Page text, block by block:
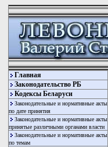
Главная
Законодательство РБ
Кодексы Беларуси
Законодательные и нормативные акты
по дате принятия
Законодательные и нормативные акты
принятые различными органами власти
Законодательные и нормативные акты
по темам